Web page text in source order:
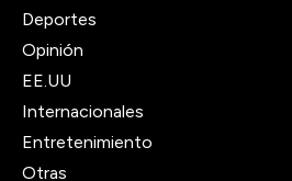
Deportes
Opinión
EE.UU
Internacionales
Entretenimiento
Otras